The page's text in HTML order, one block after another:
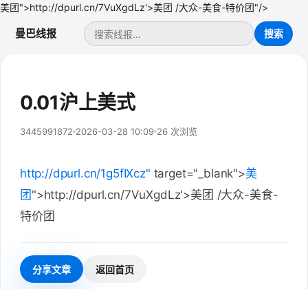
美团">http://dpurl.cn/7VuXgdLz'>美团 /大众-美食-特价团"/>
曼巴线报
0.01沪上美式
3445991872 2026-03-28 10:09 26 次浏览
http://dpurl.cn/1g5fIXcz" target="_blank">美
团 ">http://dpurl.cn/7VuXgdLz'>美团 /大众-美食-
特价团
分享文章 返回首页